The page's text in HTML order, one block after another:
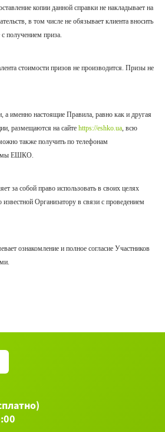
копии данной справки не накладывает на
в том числе не обязывает клиента вносить
получением приза.
стоимости призов не производится. Призы не
именно настоящие Правила, равно как и другая
размещаются на сайте https://eshko.ua, всю
также получить по телефонам
ЕШКО.
за собой право использовать в своих целях
Организатору в связи с проведением
ознакомление и полное согласие Участников